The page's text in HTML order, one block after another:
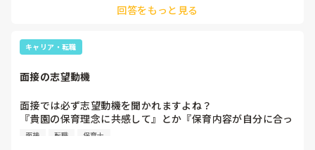
回答をもっと見る
キャリア・転職
面接の志望動機
面接では必ず志望動機を聞かれますよね？
『貴園の保育理念に共感して』とか『保育内容が自分に合っ
てると思いました』等々が多いかと思いますが、実際はどう
面接 転職 保育士